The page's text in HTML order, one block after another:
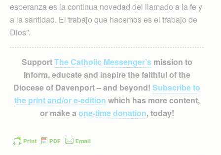
esperanza es la continua novedad del llamado a la fe y
a la santidad. El trabajo que hacemos es el trabajo de
Dios”.
SupportThe Catholic Messenger’smission to
inform, educate and inspire the faithful of the
Diocese of Davenport – and beyond! Subscribe to
the print and/or e-edition which has more content,
or make a one-time donation, today!